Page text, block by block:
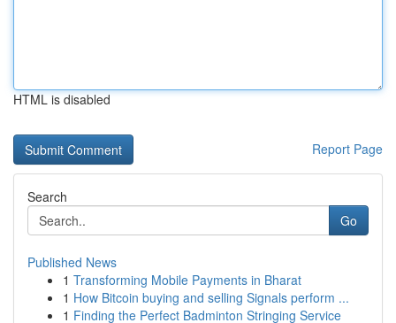
HTML is disabled
Report Page
Search
Go
Published News
1 Transforming Mobile Payments in Bharat
1 How Bitcoin buying and selling Signals perform ...
1 Finding the Perfect Badminton Stringing Service